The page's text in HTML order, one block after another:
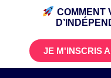
COMMENT
JE M'INSCRIS